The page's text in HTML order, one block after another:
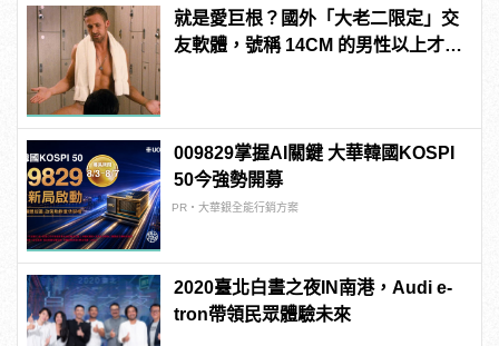
就是愛巨根？國外「大老二限定」交
友軟體，號稱 14CM 的男性以上才給
009829掌握AI關鍵 大華韓國KOSPI
50今強勢開募
PR・大華銀全能行銷方案
2020臺北白晝之夜IN南港，Audi e-
tron帶領民眾體驗未來